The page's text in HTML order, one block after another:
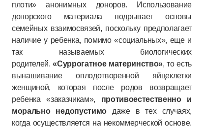
плоти» анонимных доноров. Использование
донорского материала подрывает основы
семейных взаимосвязей, поскольку предполагает
наличие у ребенка, помимо «социальных», еще и
так называемых биологических
родителей.«Суррогатное материнство», то есть
вынашивание оплодотворенной яйцеклетки
женщиной, которая после родов возвращает
ребенка «заказчикам», противоестественно и
морально недопустимодаже в тех случаях,
когда осуществляется на некоммерческой основе.